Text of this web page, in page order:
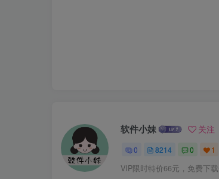
软件小妹 关注
0 8214 0 1
VIP限时特价66元，免费下载